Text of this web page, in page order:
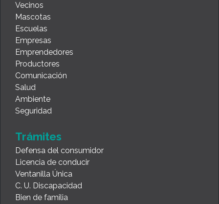
Vecinos
Mascotas
Escuelas
Empresas
Emprendedores
Productores
Comunicación
Salud
Ambiente
Seguridad
Trámites
Defensa del consumidor
Licencia de conducir
Ventanilla Única
C. U. Discapacidad
Bien de familia